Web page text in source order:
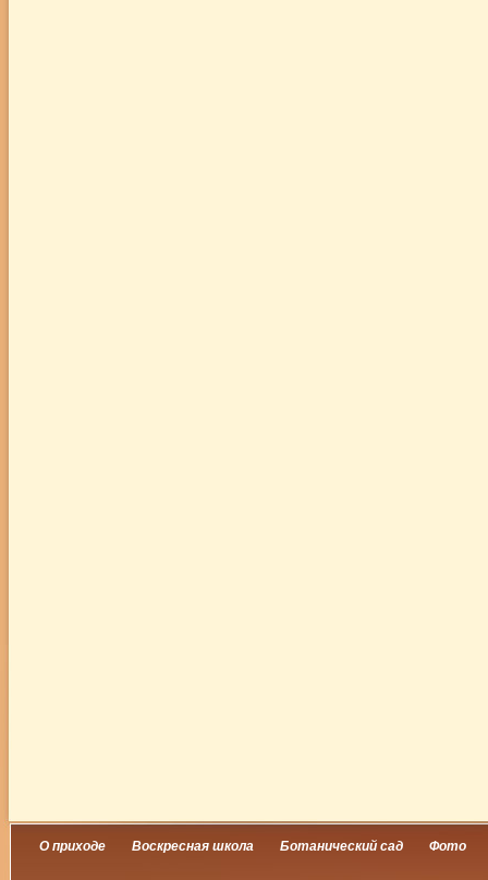
О приходе Воскресная школа Ботанический сад Фото